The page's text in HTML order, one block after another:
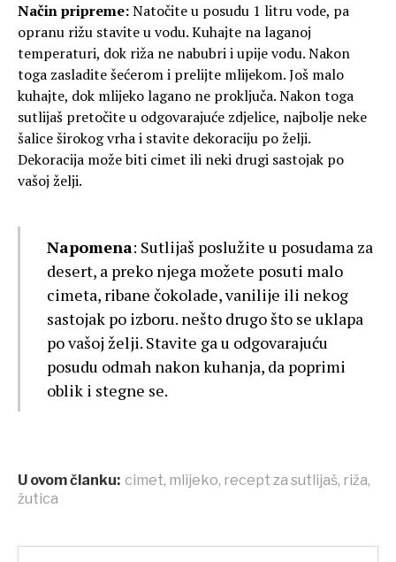
Način pripreme:Natočite u posudu 1 litru vode, pa
opranu rižu stavite u vodu. Kuhajte na laganoj
temperaturi, dok riža ne nabubri i upije vodu. Nakon
toga zasladite šećerom i prelijte mlijekom. Još malo
kuhajte, dok mlijeko lagano ne proključa. Nakon toga
sutlijaš pretočite u odgovarajuće zdjelice, najbolje neke
šalice širokog vrha i stavite dekoraciju po želji.
Dekoracija može biti cimet ili neki drugi sastojak po
vašoj želji.
Napomena: Sutlijaš poslužite u posudama za
desert, a preko njega možete posuti malo
cimeta, ribane čokolade, vanilije ili nekog
sastojak po izboru. nešto drugo što se uklapa
po vašoj želji. Stavite ga u odgovarajuću
posudu odmah nakon kuhanja, da poprimi
oblik i stegne se.
U ovom članku: cimet, mlijeko, recept za sutlijaš, riža,
žutica